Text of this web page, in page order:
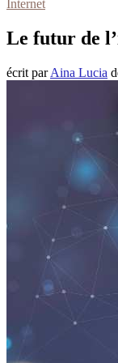
Internet
Le futur de
écrit parAina Lucia